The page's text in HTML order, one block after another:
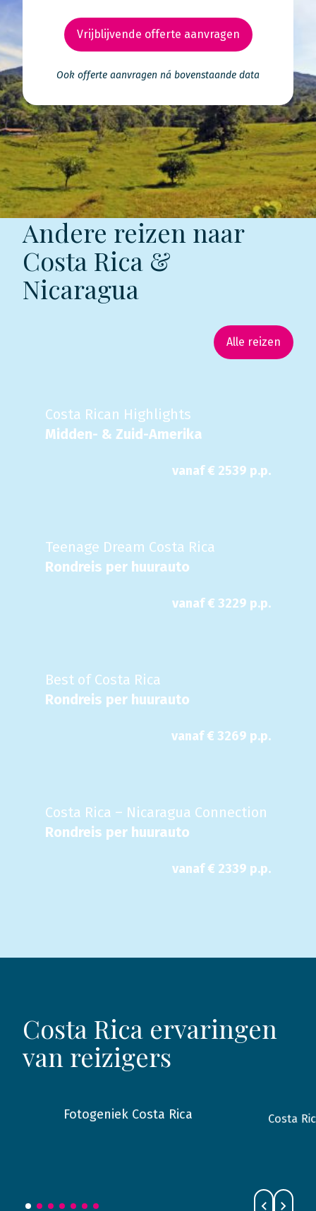
Vrijblijvende offerte aanvragen
Ook offerte aanvragen ná bovenstaande data
Andere reizen naar
Costa Rica &
Nicaragua
Alle reizen
Costa Rican Highlights
Midden- & Zuid-Amerika
vanaf € 2539 p.p.
Teenage Dream Costa Rica
Rondreis per huurauto
vanaf € 3229 p.p.
Best of Costa Rica
Rondreis per huurauto
vanaf € 3269 p.p.
Costa Rica – Nicaragua Connection
Rondreis per huurauto
vanaf € 2339 p.p.
Costa Rica ervaringen
van reizigers
2023 Costa Rica
Fotogeniek Costa Rica
2018
Costa